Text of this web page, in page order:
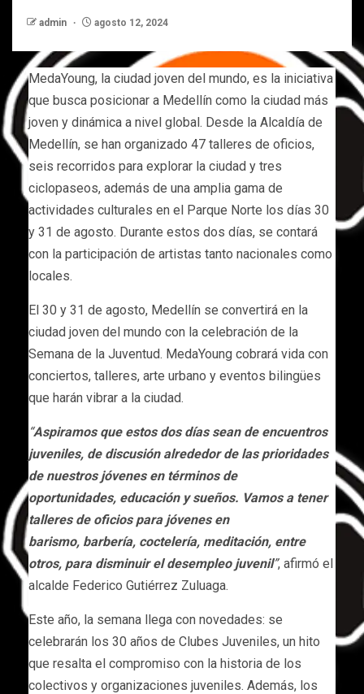
admin agosto 12, 2024
MedaYoung, la ciudad joven del mundo, es la iniciativa
que busca posicionar a Medellín como la ciudad más
joven y dinámica a nivel global. Desde la Alcaldía de
Medellín, se han organizado 47 talleres de oficios,
seis recorridos para explorar la ciudad y tres
ciclopaseos, además de una amplia gama de
actividades culturales en el Parque Norte los días 30
y 31 de agosto. Durante estos dos días, se contará
con la participación de artistas tanto nacionales como
locales.
El 30 y 31 de agosto, Medellín se convertirá en la
ciudad joven del mundo con la celebración de la
Semana de la Juventud. MedaYoung cobrará vida con
conciertos, talleres, arte urbano y eventos bilingües
que harán vibrar a la ciudad.
“Aspiramos que estos dos días sean de encuentros
juveniles, de discusión alrededor de las prioridades
de nuestros jóvenes en términos de
oportunidades, educación y sueños. Vamos a tener
talleres de oficios para jóvenes en
barismo, barbería, coctelería, meditación, entre
otros, para disminuir el desempleo juvenil”, afirmó el
alcalde Federico Gutiérrez Zuluaga.
Este año, la semana llega con novedades: se
celebrarán los 30 años de Clubes Juveniles, un hito
que resalta el compromiso con la historia de los
colectivos y organizaciones juveniles. Además, los